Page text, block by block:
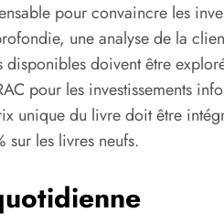
pour convaincre les
une analyse de la
doivent être
pour les investissements
unique du livre doit être
les livres neufs.